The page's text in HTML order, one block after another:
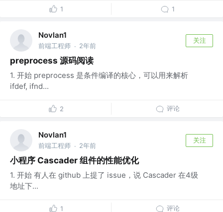
1 1
Novlan1
前端工程师 · 2年前
关注
preprocess 源码阅读
1. 开始 preprocess 是条件编译的核心，可以用来解析
ifdef, ifnd...
2 评论
Novlan1
前端工程师 · 2年前
关注
小程序 Cascader 组件的性能优化
1. 开始 有人在 github 上提了 issue，说 Cascader 在4级
地址下...
1 评论